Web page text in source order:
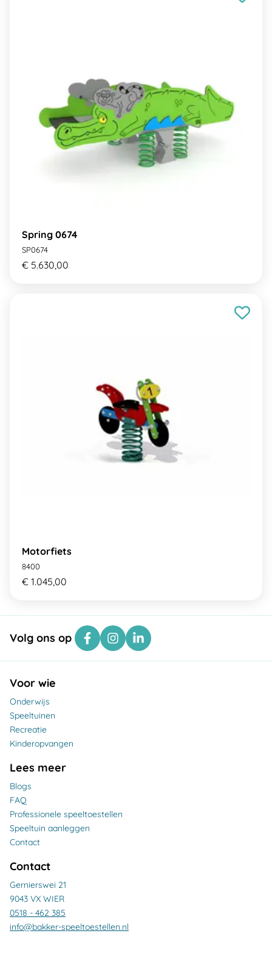
Spring 0674
SP0674
€ 5.630,00
Motorfiets
8400
€ 1.045,00
Volg ons op
Voor wie
Onderwijs
Speeltuinen
Recreatie
Kinderopvangen
Lees meer
Blogs
FAQ
Professionele speeltoestellen
Speeltuin aanleggen
Contact
Contact
Gernierswei 21
9043 VX WIER
0518 - 462 385
info@bakker-speeltoestellen.nl